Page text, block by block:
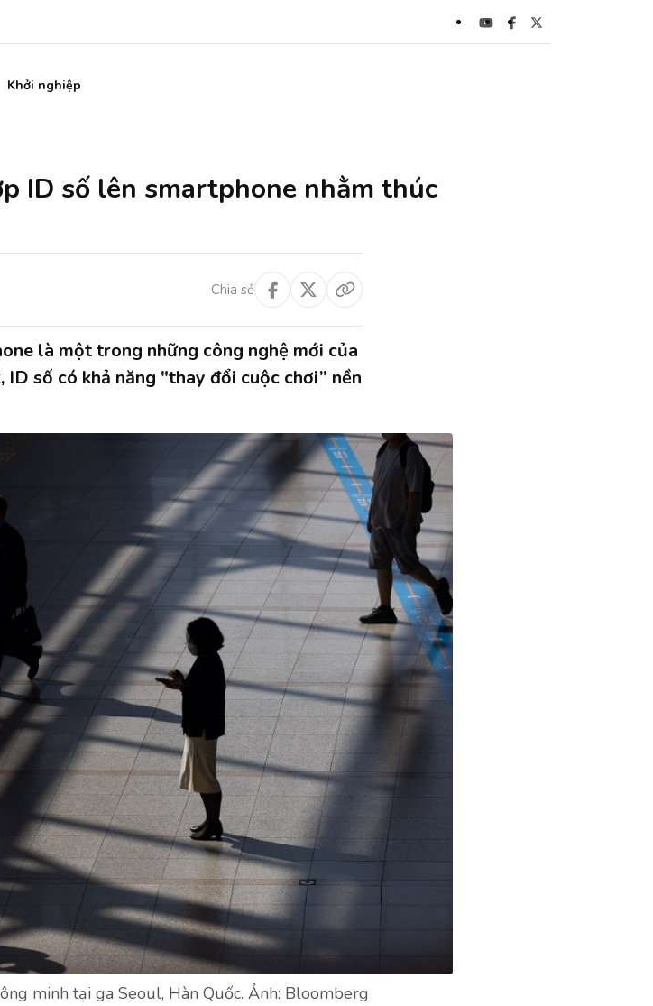
Khởi nghiệp
ID số lên smartphone nhằm thúc
Chia sẻ
là một trong những công nghệ mới của
số có khả năng "thay đổi cuộc chơi” nền
minh tại ga Seoul, Hàn Quốc. Ảnh: Bloomberg